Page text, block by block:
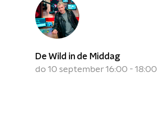
De Wild in de Middag
do 10 september 16:00 - 18:00